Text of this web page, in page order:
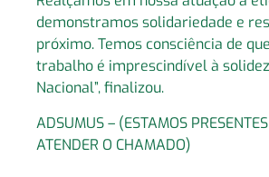
demonstramos solidariedade e
próximo. Temos consciência de
trabalho é imprescindível à
Nacional”, finalizou.
ADSUMUS – (ESTAMOS
ATENDER O CHAMADO)